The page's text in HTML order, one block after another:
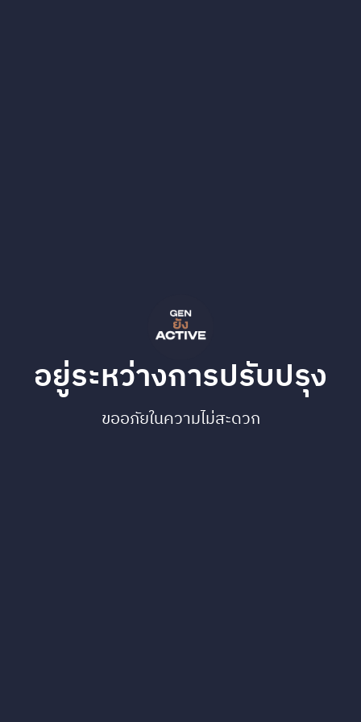
อยู่ระหว่างการปรับปรุง
ขออภัยในความไม่สะดวก